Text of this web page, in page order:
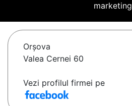
marketing
Orşova
Valea Cernei 60
Vezi profilul firmei pe